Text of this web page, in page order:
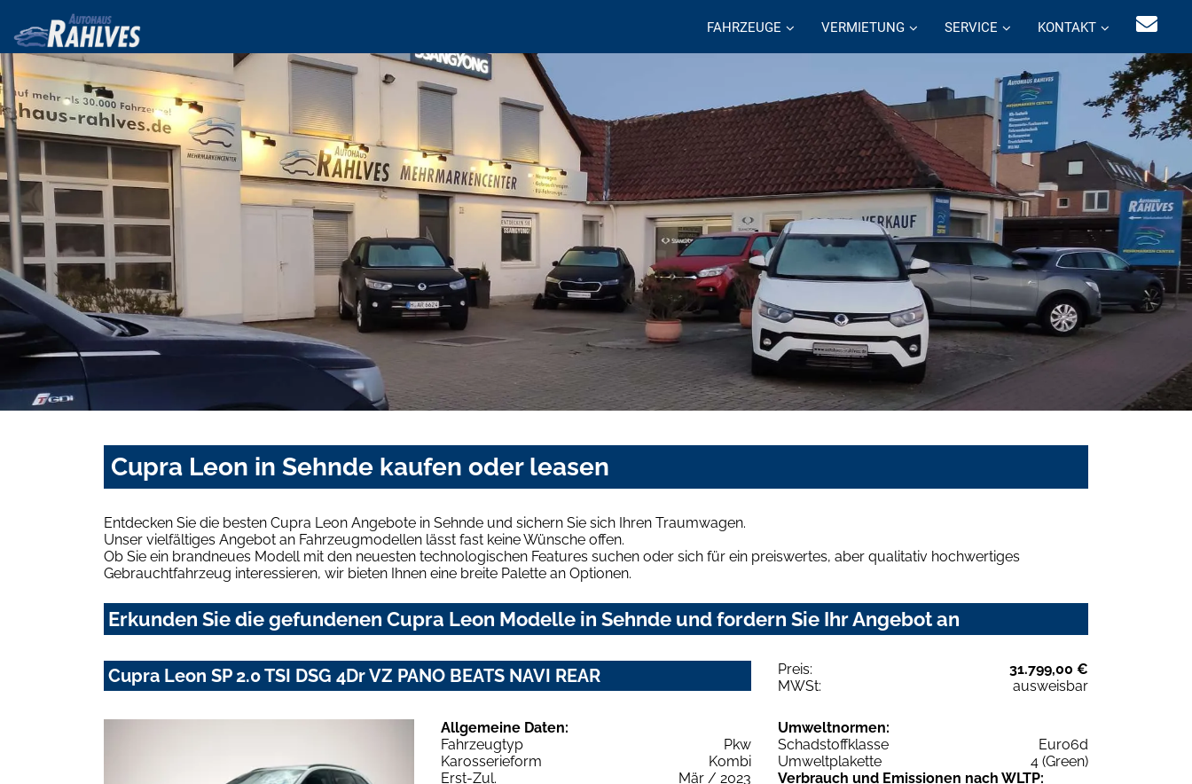
FAHRZEUGE VERMIETUNG SERVICE KONTAKT
Cupra Leon in Sehnde kaufen oder leasen
Entdecken Sie die besten Cupra Leon Angebote in Sehnde und sichern Sie sich Ihren Traumwagen.
Unser vielfältiges Angebot an Fahrzeugmodellen lässt fast keine Wünsche offen.
Ob Sie ein brandneues Modell mit den neuesten technologischen Features suchen oder sich für ein preiswertes, aber qualitativ hochwertiges
Gebrauchtfahrzeug interessieren, wir bieten Ihnen eine breite Palette an Optionen.
Erkunden Sie die gefundenen Cupra Leon Modelle in Sehnde und fordern Sie Ihr Angebot an
Cupra Leon SP 2.0 TSI DSG 4Dr VZ PANO BEATS NAVI REAR Preis:
31.799,00 €
MWSt:
ausweisbar
Allgemeine Daten:
Fahrzeugtyp
Pkw
Karosserieform
Kombi
Erst-Zul.
Mär / 2023
Umweltnormen:
Schadstoffklasse
Euro6d
Umweltplakette
4 (Green)
Verbrauch und Emissionen nach WLTP: